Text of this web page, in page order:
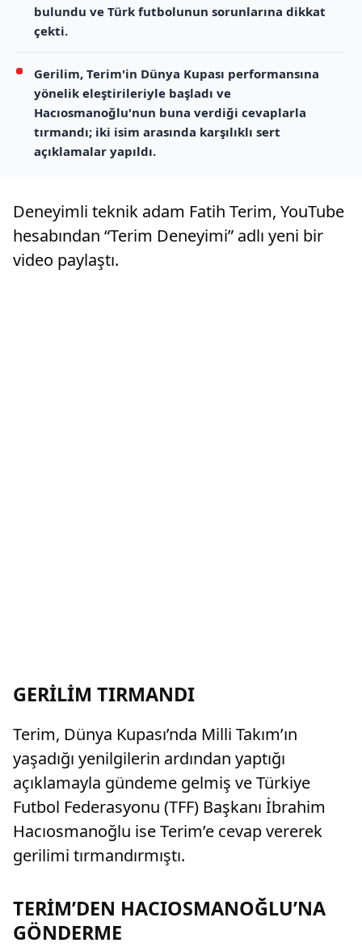
bulundu ve Türk futbolunun sorunlarına dikkat
çekti.
Gerilim, Terim'in Dünya Kupası performansına
yönelik eleştirileriyle başladı ve
Hacıosmanoğlu'nun buna verdiği cevaplarla
tırmandı; iki isim arasında karşılıklı sert
açıklamalar yapıldı.
Deneyimli teknik adam Fatih Terim, YouTube
hesabından “Terim Deneyimi” adlı yeni bir
video paylaştı.
GERİLİM TIRMANDI
Terim, Dünya Kupası’nda Milli Takım’ın
yaşadığı yenilgilerin ardından yaptığı
açıklamayla gündeme gelmiş ve Türkiye
Futbol Federasyonu (TFF) Başkanı İbrahim
Hacıosmanoğlu ise Terim’e cevap vererek
gerilimi tırmandırmıştı.
TERİM’DEN HACIOSMANOĞLU’NA
GÖNDERME